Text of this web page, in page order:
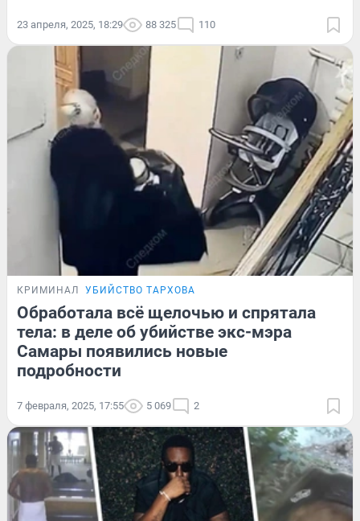
23 апреля, 2025, 18:29 88 325 110
КРИМИНАЛ УБИЙСТВО ТАРХОВА
Обработала всё щелочью и спрятала
тела: в деле об убийстве экс-мэра
Самары появились новые
подробности
7 февраля, 2025, 17:55 5 069 2